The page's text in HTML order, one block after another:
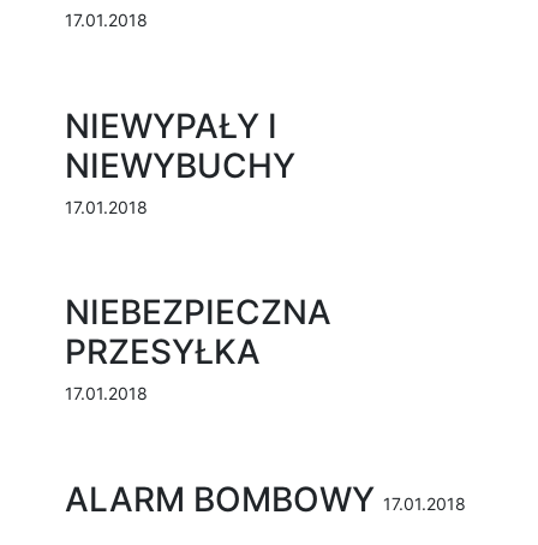
17.01.2018
NIEWYPAŁY I
NIEWYBUCHY
17.01.2018
NIEBEZPIECZNA
PRZESYŁKA
17.01.2018
ALARM BOMBOWY 17.01.2018